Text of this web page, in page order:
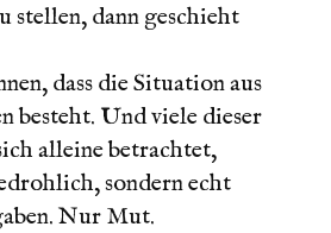
stellen, dann geschieht
dass die Situation aus
besteht. Und viele dieser
alleine betrachtet,
sondern echt
Nur Mut.